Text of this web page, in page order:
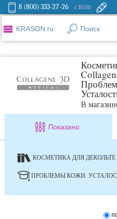
8 (800) 333-27-26 с 10:00
KRASON.ru Поиск
В
Показано
КОСМЕТИКА ДЛЯ ДЕКОЛЬТЕ
ПРОБЛЕМЫ КОЖИ.